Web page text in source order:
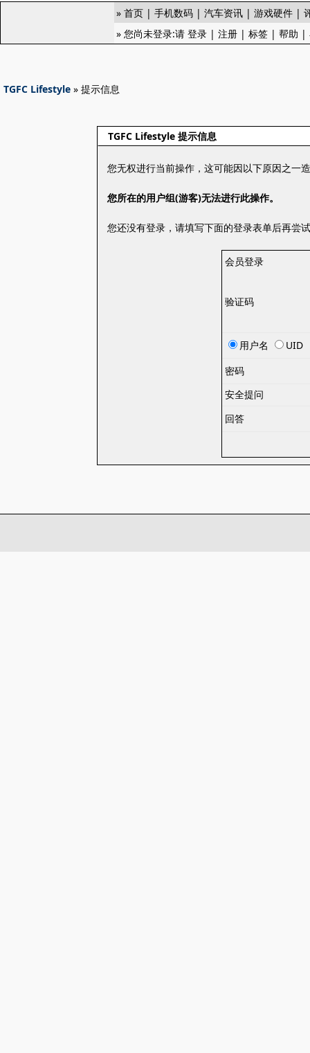
» 首页 | 手机数码 | 汽车资讯 | 游戏硬件 |
» 您尚未登录:请 登录 | 注册 | 标签 | 帮助 |
TGFC Lifestyle » 提示信息
TGFC Lifestyle 提示信息
您无权进行当前操作，这可能因以下原因之一
您所在的用户组(游客)无法进行此操作。
您还没有登录，请填写下面的登录表单后再尝
会员登录
验证码
用户名
UID
密码
安全提问
回答